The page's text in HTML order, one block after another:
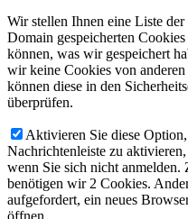
Wir stellen Ihnen eine Liste
Domain gespeicherten
können, was wir gespeichert
wir keine Cookies von
können diese in den
überprüfen.
Aktivieren Sie diese
Nachrichtenleiste zu
wenn Sie sich nicht anmelden.
benötigen wir 2 Cookies.
aufgefordert, ein neues